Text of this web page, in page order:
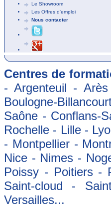
Le Showroom
Les Offres d'emploi
Nous contacter
Centres de
- Argenteuil -
Boulogne-
Saône - Conflans-
Rochelle - Lille -
- Montpellier -
Nice - Nimes -
Poissy - Poitiers -
Saint-cloud -
Versailles...